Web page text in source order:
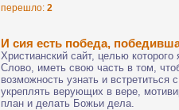
перешло: 2
И сия есть победа,
Христианский сайт, целью
Слово, иметь свою часть в том,
возможность узнать и
укреплять верующих в вере,
план и делать Божьи дела.